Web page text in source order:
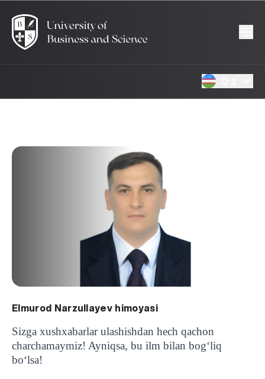
Elmurod Narzullayev himoyasi
Sizga xushxabarlar ulashishdan hech qachon
charchamaymiz! Ayniqsa, bu ilm bilan bog‘liq
bo‘lsa!